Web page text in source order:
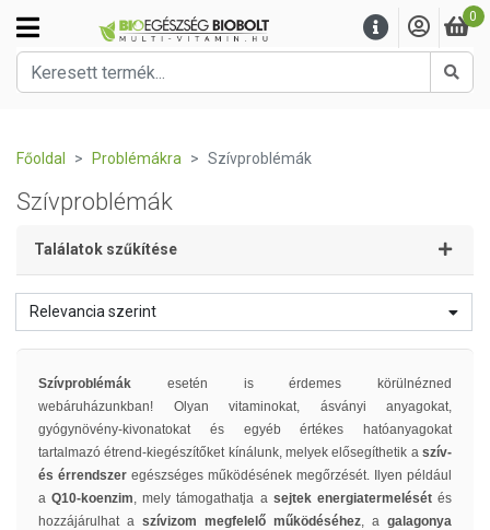
0
Főoldal Problémákra Szívproblémák
Szívproblémák
Találatok szűkítése
Relevancia szerint
Szívproblémák esetén is érdemes körülnézned
webáruházunkban! Olyan vitaminokat, ásványi anyagokat,
gyógynövény-kivonatokat és egyéb értékes hatóanyagokat
tartalmazó étrend-kiegészítőket kínálunk, melyek elősegíthetik a szív-
és érrendszer egészséges működésének megőrzését. Ilyen például
aQ10-koenzim, mely támogathatja a sejtek energiatermelésétés
hozzájárulhat a szívizom megfelelő működéséhez, a galagonya